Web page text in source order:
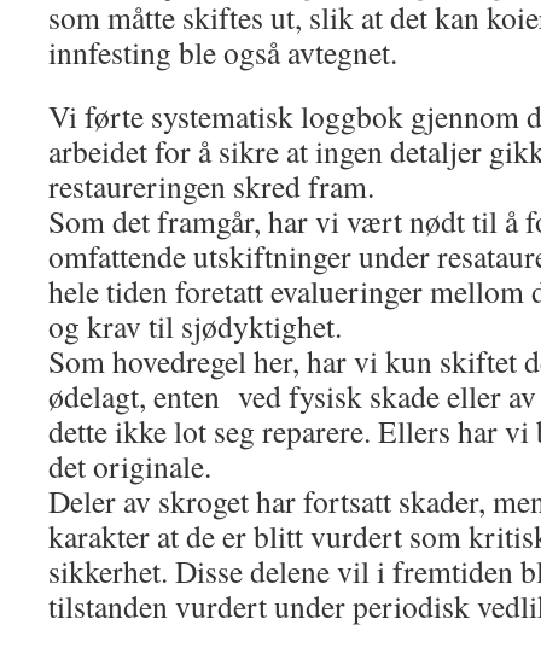
som måtte skiftes ut, slik at det kan
innfesting ble også avtegnet.
Vi førte systematisk loggbok gjennom
arbeidet for å sikre at ingen detaljer
restaureringen skred fram.
Som det framgår, har vi vært nødt til å
omfattende utskiftninger under
hele tiden foretatt evalueringer mellom
og krav til sjødyktighet.
Som hovedregel her, har vi kun skiftet
ødelagt, enten ved fysisk skade eller
dette ikke lot seg reparere. Ellers har
det originale.
Deler av skroget har fortsatt skader,
karakter at de er blitt vurdert som
sikkerhet. Disse delene vil i fremtiden
tilstanden vurdert under periodisk